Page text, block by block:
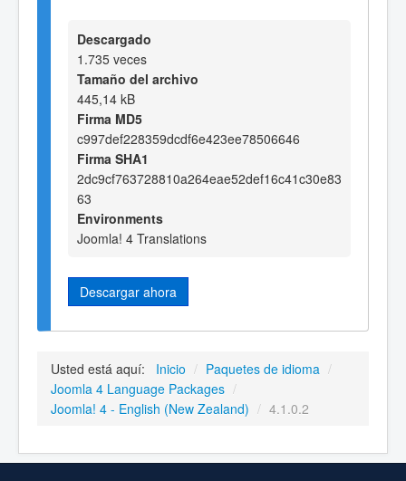
Descargado
1.735 veces
Tamaño del archivo
445,14 kB
Firma MD5
c997def228359dcdf6e423ee78506646
Firma SHA1
2dc9cf763728810a264eae52def16c41c30e83
63
Environments
Joomla! 4 Translations
Descargar ahora
Usted está aquí: Inicio / Paquetes de idioma /
Joomla 4 Language Packages /
Joomla! 4 - English (New Zealand) / 4.1.0.2